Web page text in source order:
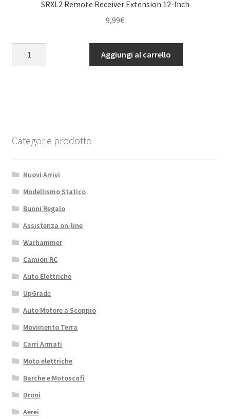
SRXL2 Remote Receiver Extension 12-Inch
9,99€
Aggiungi al carrello
Categorie prodotto
Nuovi Arrivi
Modellismo Statico
Buoni Regalo
Assistenza on-line
Warhammer
Camion RC
Auto Elettriche
UpGrade
Auto Motore a Scoppio
Movimento Terra
Carri Armati
Moto elettriche
Barche e Motoscafi
Droni
Aerei